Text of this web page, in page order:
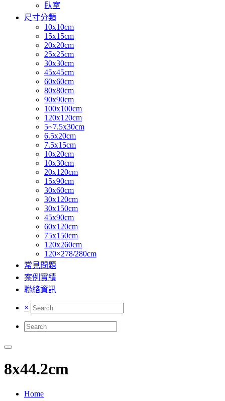
臥室
尺寸分類
10x10cm
15x15cm
20x20cm
25x25cm
30x30cm
45x45cm
60x60cm
80x80cm
90x90cm
100x100cm
120x120cm
5~7.5x30cm
6.5x20cm
7.5x15cm
10x20cm
10x30cm
20x120cm
15x90cm
30x60cm
30x120cm
30x150cm
45x90cm
60x120cm
75x150cm
120x260cm
120×278/280cm
常見問題
案例實績
聯絡資訊
×
8x44.2cm
Home